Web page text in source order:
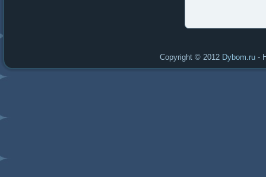
Copyright © 2012 Dybom.ru -